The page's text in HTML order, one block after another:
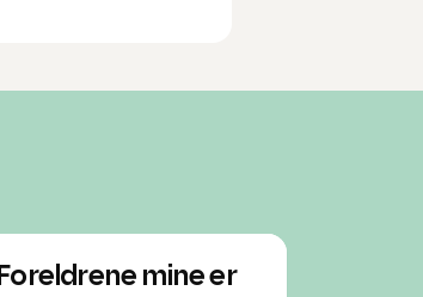
Foreldrene mine er